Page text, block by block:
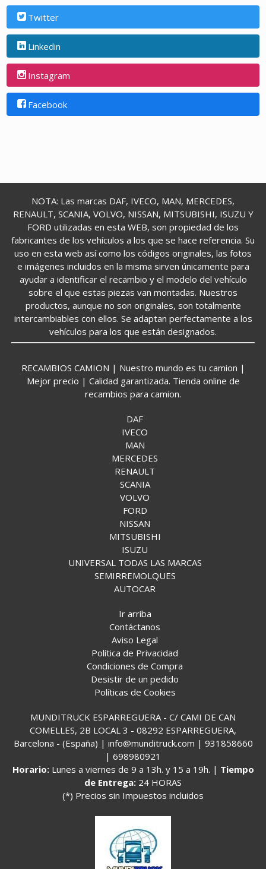
Twitter
Linkedin
Instagram
Facebook
NOTA: Las marcas DAF, IVECO, MAN, MERCEDES,
RENAULT, SCANIA, VOLVO, NISSAN, MITSUBISHI, ISUZU Y
FORD utilizadas en esta WEB, son propiedad de los
fabricantes de los vehículos a los que se hace referencia. Su
uso en esta web así como los códigos originales, las fotos
e imágenes incluidos en la misma sirven únicamente para
ayudar a identificar el recambio y el modelo del vehículo
sobre el que estas piezas van montadas. Nuestros
productos, aunque no son originales, son totalmente
intercambiables con ellos. Se adaptan perfectamente a los
vehículos para los que están designados.
RECAMBIOS CAMION | Nuestro mundo es tu camion |
Mejor precio | Calidad garantizada. Tienda online de
recambios para camion.
DAF
IVECO
MAN
MERCEDES
RENAULT
SCANIA
VOLVO
FORD
NISSAN
MITSUBISHI
ISUZU
UNIVERSAL TODAS LAS MARCAS
SEMIRREMOLQUES
AUTOCAR
Ir arriba
Contáctanos
Aviso Legal
Política de Privacidad
Condiciones de Compra
Desistir de un pedido
Políticas de Cookies
MUNDITRUCK ESPARREGUERA - C/ CAMI DE CAN
COMELLES, 2B LOCAL 3 - 08292 ESPARREGUERA,
Barcelona - (España) | info@munditruck.com | 931858660
| 698980921
Horario: Lunes a viernes de 9 a 13h. y 15 a 19h. | Tiempo
de Entrega: 24 HORAS
(*) Precios sin Impuestos incluidos